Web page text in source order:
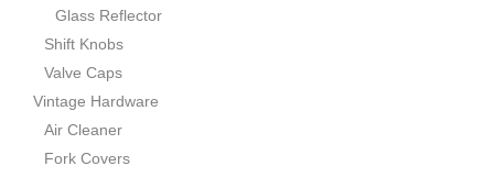
Glass Reflector
Shift Knobs
Valve Caps
Vintage Hardware
Air Cleaner
Fork Covers